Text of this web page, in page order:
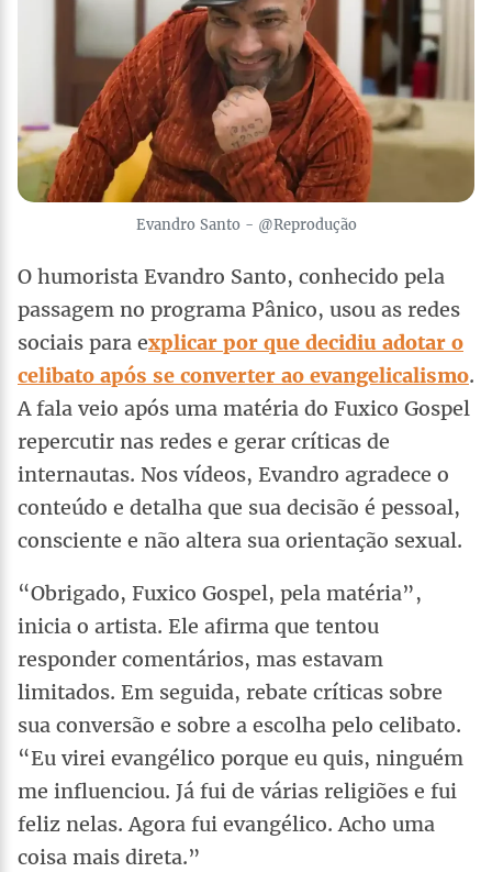
Evandro Santo - @Reprodução
O humorista Evandro Santo, conhecido pela
passagem no programa Pânico, usou as redes
sociais para explicar por que decidiu adotar o
celibato após se converter ao evangelicalismo.
A fala veio após uma matéria do Fuxico Gospel
repercutir nas redes e gerar críticas de
internautas. Nos vídeos, Evandro agradece o
conteúdo e detalha que sua decisão é pessoal,
consciente e não altera sua orientação sexual.
“Obrigado, Fuxico Gospel, pela matéria”,
inicia o artista. Ele afirma que tentou
responder comentários, mas estavam
limitados. Em seguida, rebate críticas sobre
sua conversão e sobre a escolha pelo celibato.
“Eu virei evangélico porque eu quis, ninguém
me influenciou. Já fui de várias religiões e fui
feliz nelas. Agora fui evangélico. Acho uma
coisa mais direta.”